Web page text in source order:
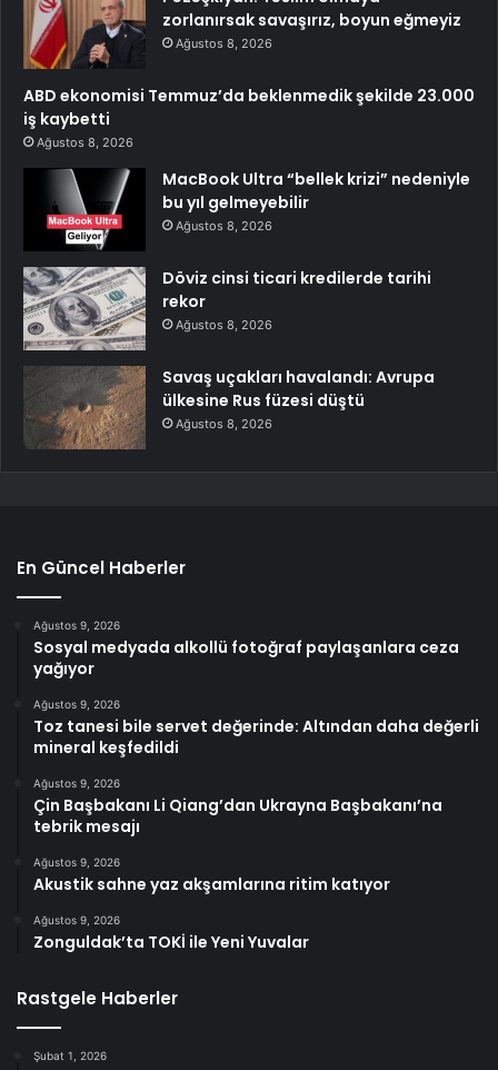
zorlanırsak savaşırız, boyun eğmeyiz
Ağustos 8, 2026
ABD ekonomisi Temmuz’da beklenmedik şekilde 23.000
iş kaybetti
Ağustos 8, 2026
MacBook Ultra “bellek krizi” nedeniyle
bu yıl gelmeyebilir
Ağustos 8, 2026
Döviz cinsi ticari kredilerde tarihi
rekor
Ağustos 8, 2026
Savaş uçakları havalandı: Avrupa
ülkesine Rus füzesi düştü
Ağustos 8, 2026
En Güncel Haberler
Ağustos 9, 2026
Sosyal medyada alkollü fotoğraf paylaşanlara ceza
yağıyor
Ağustos 9, 2026
Toz tanesi bile servet değerinde: Altından daha değerli
mineral keşfedildi
Ağustos 9, 2026
Çin Başbakanı Li Qiang’dan Ukrayna Başbakanı’na
tebrik mesajı
Ağustos 9, 2026
Akustik sahne yaz akşamlarına ritim katıyor
Ağustos 9, 2026
Zonguldak’ta TOKİ ile Yeni Yuvalar
Rastgele Haberler
Şubat 1, 2026